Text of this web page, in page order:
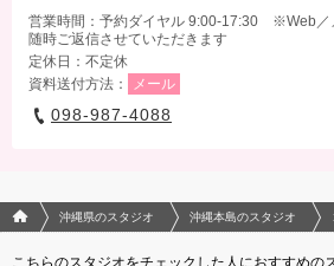
営業時間：予約ダイヤル 9:00-17:30 ※Web／
随時ご返信させていただきます
定休日：不定休
資料送付方法：
メール
098-987-4088
フォトウエディング/結婚写真のPhotorait ホーム
沖縄県のスタジオ 沖縄本島のスタジオ